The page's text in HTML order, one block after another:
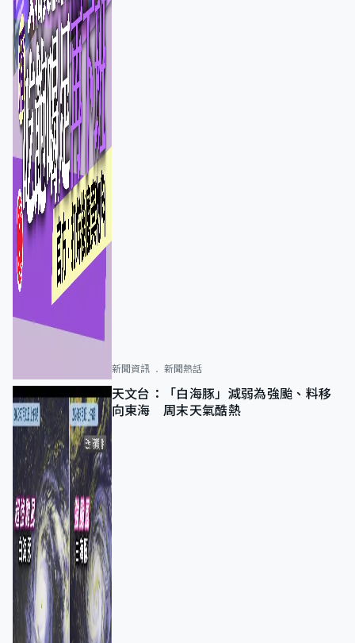
新聞資訊 新聞熱話
天文台：「白海豚」減弱為強颱、料移
向東海 周末天氣酷熱